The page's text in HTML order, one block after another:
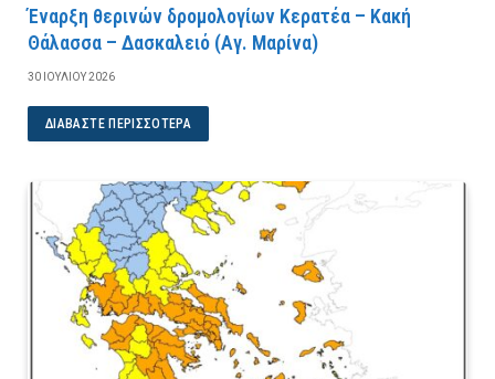
Έναρξη θερινών δρομολογίων Κερατέα – Κακή
Θάλασσα – Δασκαλειό (Αγ. Μαρίνα)
30 ΙΟΥΛΊΟΥ 2026
ΔΙΑΒΆΣΤΕ ΠΕΡΙΣΣΌΤΕΡΑ